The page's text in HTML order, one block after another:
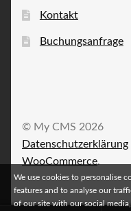
Kontakt
Buchungsanfrage
© My CMS 2026
Datenschutzerklärung
WooCommerce.
We use cookies to personalise
features and to analyse our
of our site with our social